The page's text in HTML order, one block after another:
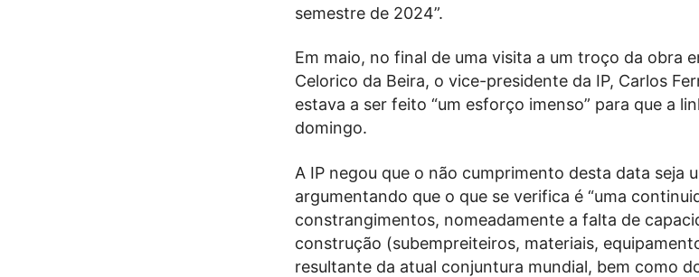
semestre de 2024”.
Em maio, no final de uma visita a um troço da obra
Celorico da Beira, o vice-presidente da IP, Carlos
estava a ser feito “um esforço imenso” para que a
domingo.
A IP negou que o não cumprimento desta data seja
argumentando que o que se verifica é “uma
constrangimentos, nomeadamente a falta de
construção (subempreiteiros, materiais,
resultante da atual conjuntura mundial, bem como